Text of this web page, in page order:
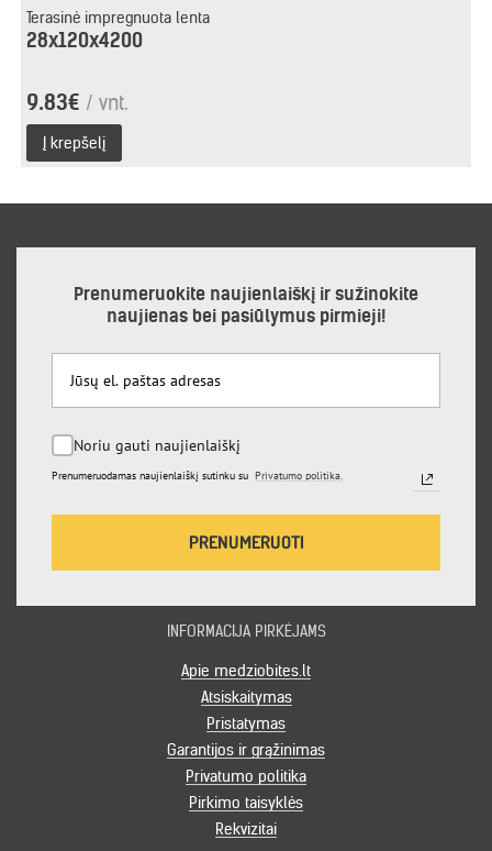
Terasinė impregnuota lenta
28x120x4200
9.83€ / vnt.
Į krepšelį
INFORMACIJA PIRKĖJAMS
Apie medziobites.lt
Atsiskaitymas
Pristatymas
Garantijos ir grąžinimas
Privatumo politika
Pirkimo taisyklės
Rekvizitai
Prenumeruokite naujienlaiškį ir sužinokite
naujienas bei pasiūlymus pirmieji!
Noriu gauti naujienlaiškį
Prenumeruodamas naujienlaiškį sutinku su Privatumo politika.
PRENUMERUOTI